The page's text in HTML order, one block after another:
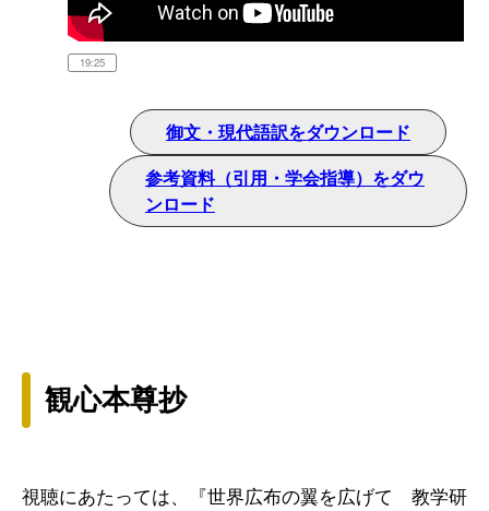
19:25
御文・現代語訳をダウンロード
参考資料（引用・学会指導）をダウ
ンロード
観心本尊抄
視聴にあたっては、『世界広布の翼を広げて 教学研